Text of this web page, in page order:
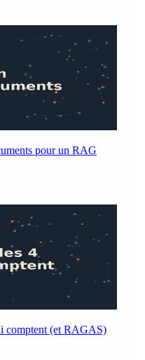
pour un RAG
comptent (et RAGAS)